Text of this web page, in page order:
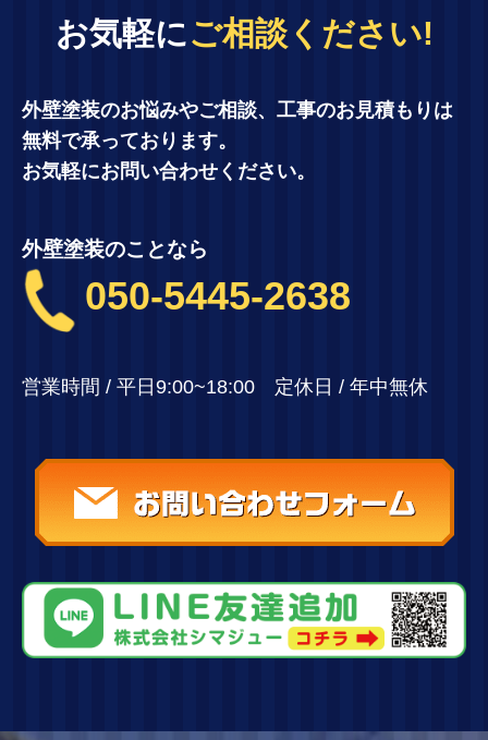
お気軽にご相談ください!
外壁塗装のお悩みやご相談、工事のお見積もりは
無料で承っております。
お気軽にお問い合わせください。
外壁塗装のことなら
050-5445-2638
営業時間 / 平日9:00~18:00 定休日 / 年中無休